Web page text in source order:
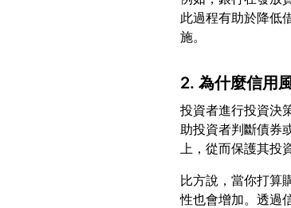
此過程有助於降低
2. 為什麼信用
投資者進行投資決
助投資者判斷債券
比方說，當你打算
性也會增加。透過